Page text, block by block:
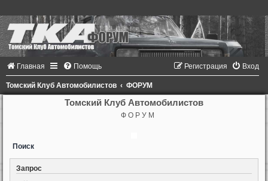
Главная Помощь Вход
Регистрация
Томский Клуб Автомобилистов ФОРУМ
Томский Клуб Автомобилистов
Ф О Р У М
Поиск
Запрос